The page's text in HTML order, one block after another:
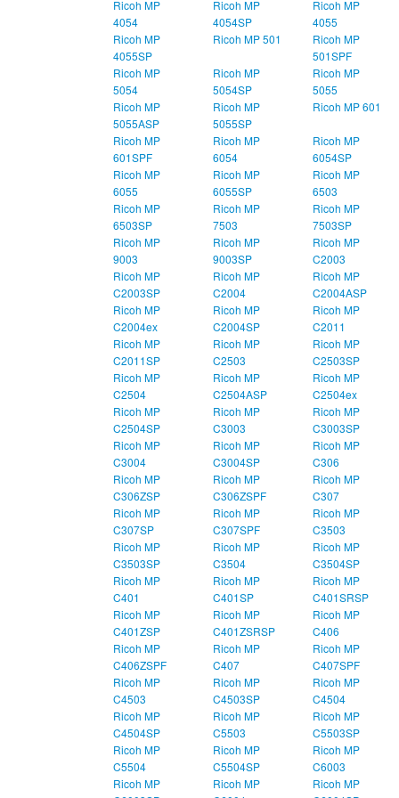
Ricoh MP
4054
Ricoh MP
4054SP
Ricoh MP
4055
Ricoh MP
4055SP
Ricoh MP 501
Ricoh MP
501SPF
Ricoh MP
5054
Ricoh MP
5054SP
Ricoh MP
5055
Ricoh MP
5055ASP
Ricoh MP
5055SP
Ricoh MP 601
Ricoh MP
601SPF
Ricoh MP
6054
Ricoh MP
6054SP
Ricoh MP
6055
Ricoh MP
6055SP
Ricoh MP
6503
Ricoh MP
6503SP
Ricoh MP
7503
Ricoh MP
7503SP
Ricoh MP
9003
Ricoh MP
9003SP
Ricoh MP
C2003
Ricoh MP
C2003SP
Ricoh MP
C2004
Ricoh MP
C2004ASP
Ricoh MP
C2004ex
Ricoh MP
C2004SP
Ricoh MP
C2011
Ricoh MP
C2011SP
Ricoh MP
C2503
Ricoh MP
C2503SP
Ricoh MP
C2504
Ricoh MP
C2504ASP
Ricoh MP
C2504ex
Ricoh MP
C2504SP
Ricoh MP
C3003
Ricoh MP
C3003SP
Ricoh MP
C3004
Ricoh MP
C3004SP
Ricoh MP
C306
Ricoh MP
C306ZSP
Ricoh MP
C306ZSPF
Ricoh MP
C307
Ricoh MP
C307SP
Ricoh MP
C307SPF
Ricoh MP
C3503
Ricoh MP
C3503SP
Ricoh MP
C3504
Ricoh MP
C3504SP
Ricoh MP
C401
Ricoh MP
C401SP
Ricoh MP
C401SRSP
Ricoh MP
C401ZSP
Ricoh MP
C401ZSRSP
Ricoh MP
C406
Ricoh MP
C406ZSPF
Ricoh MP
C407
Ricoh MP
C407SPF
Ricoh MP
C4503
Ricoh MP
C4503SP
Ricoh MP
C4504
Ricoh MP
C4504SP
Ricoh MP
C5503
Ricoh MP
C5503SP
Ricoh MP
C5504
Ricoh MP
C5504SP
Ricoh MP
C6003
Ricoh MP
Ricoh MP
Ricoh MP